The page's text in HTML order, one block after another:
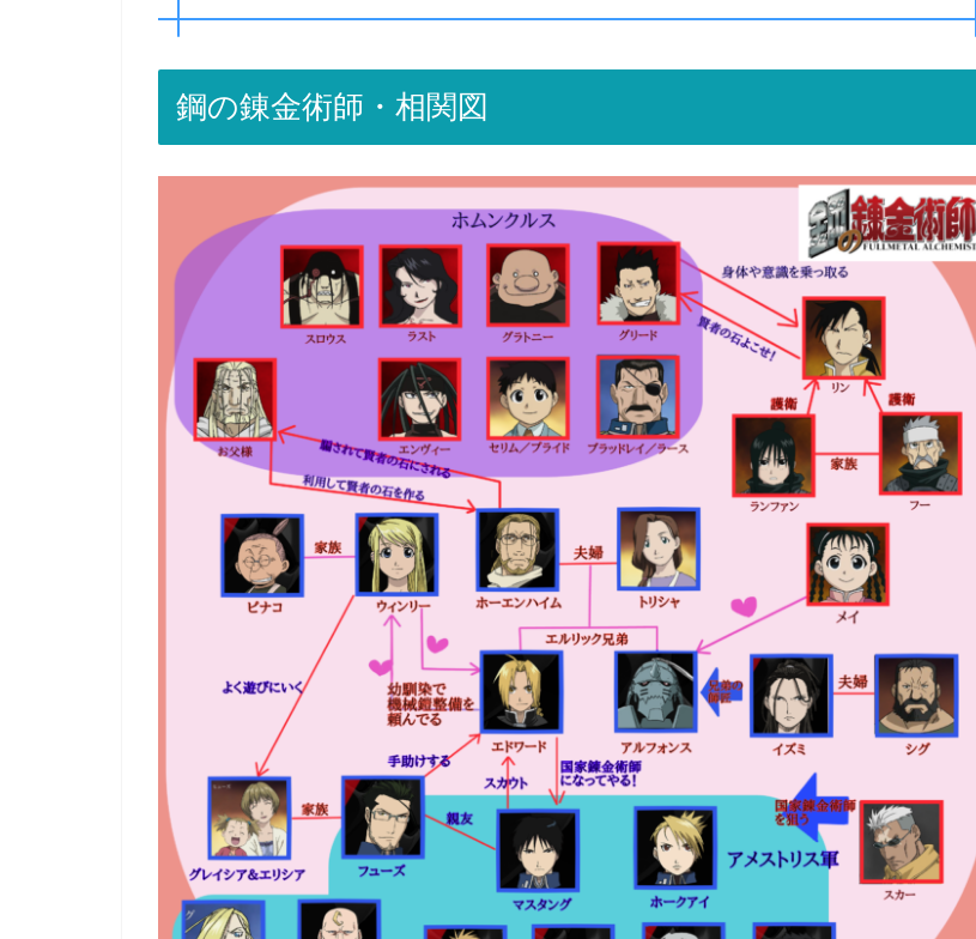
鋼の錬金術師・相関図